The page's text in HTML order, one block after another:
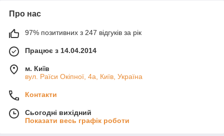
Про нас
97% позитивних з 247 відгуків за рік
Працює з 14.04.2014
м. Київ
вул. Раїси Окіпної, 4а, Київ, Україна
Контакти
Сьогодні вихідний
Показати весь графік роботи